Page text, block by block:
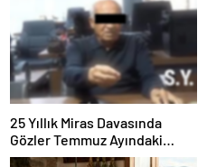
25 Yıllık Miras Davasında
Gözler Temmuz Ayındaki
Karar Duruşmasına Çevrildi